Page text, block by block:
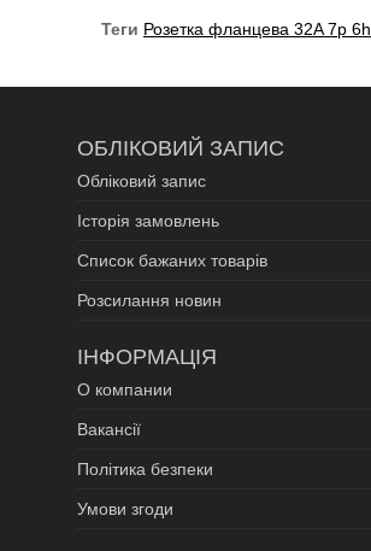
Теги Розетка фланцева 32A 7p 6h
ОБЛІКОВИЙ ЗАПИС
Обліковий запис
Історія замовлень
Список бажаних товарів
Розсилання новин
ІНФОРМАЦІЯ
О компании
Вакансії
Політика безпеки
Умови згоди